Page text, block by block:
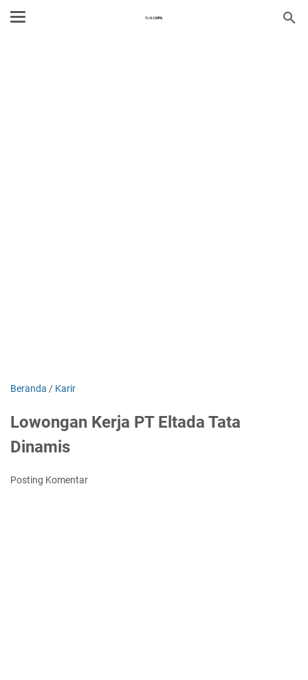
Beranda / Karir
Lowongan Kerja PT Eltada Tata
Dinamis
Posting Komentar